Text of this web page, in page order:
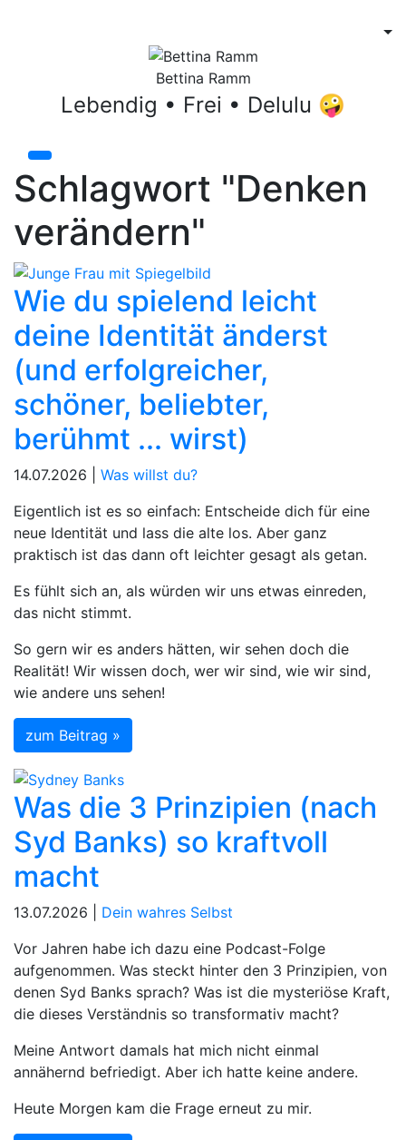
Bettina Ramm
Lebendig • Frei • Delulu 🤪
Schlagwort "Denken
verändern"
Wie du spielend leicht
deine Identität änderst
(und erfolgreicher,
schöner, beliebter,
berühmt ... wirst)
14.07.2026 | Was willst du?
Eigentlich ist es so einfach: Entscheide dich für eine
neue Identität und lass die alte los. Aber ganz
praktisch ist das dann oft leichter gesagt als getan.
Es fühlt sich an, als würden wir uns etwas einreden,
das nicht stimmt.
So gern wir es anders hätten, wir sehen doch die
Realität! Wir wissen doch, wer wir sind, wie wir sind,
wie andere uns sehen!
zum Beitrag »
Was die 3 Prinzipien (nach
Syd Banks) so kraftvoll
macht
13.07.2026 | Dein wahres Selbst
Vor Jahren habe ich dazu eine Podcast-Folge
aufgenommen. Was steckt hinter den 3 Prinzipien, von
denen Syd Banks sprach? Was ist die mysteriöse Kraft,
die dieses Verständnis so transformativ macht?
Meine Antwort damals hat mich nicht einmal
annähernd befriedigt. Aber ich hatte keine andere.
Heute Morgen kam die Frage erneut zu mir.